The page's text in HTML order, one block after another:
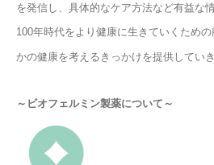
を発信し、具体的なケア方法など有益な
100年時代をより健康に生きていくため
かの健康を考えるきっかけを提供していき
～ビオフェルミン製薬について～